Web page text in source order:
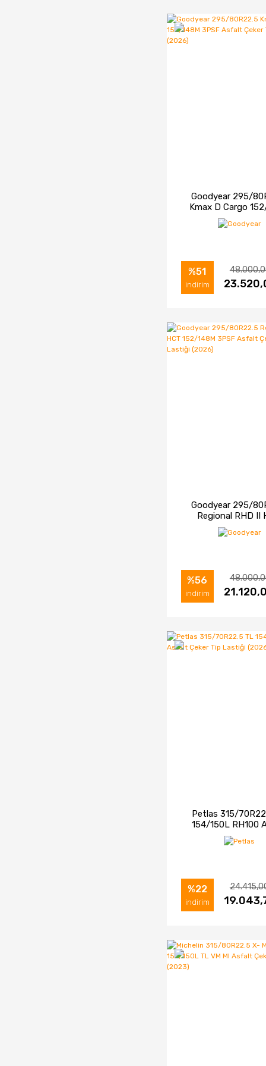
Goodyear 295/
Kmax D Cargo
3PSF Asfalt
Lastiği (2026)
%51
indirim
İNCELE
Goodyear 295/
Regional RHD II
152/148M 3PSF
Çeker Tip Lastiği
%56
indirim
İNCELE
Petlas 315/
154/150L RH100
Çeker Tip Lastiği
%22
indirim
İNCELE